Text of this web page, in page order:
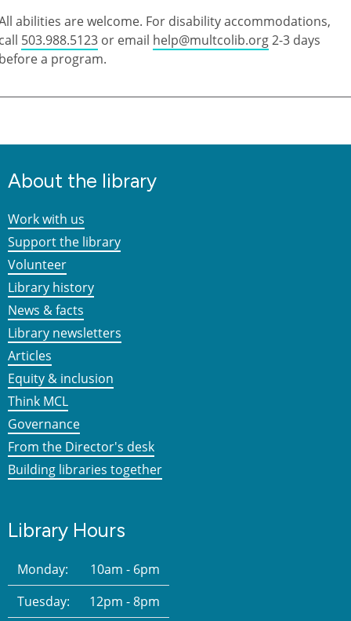
abilities are welcome. For disability accommodations,
503.988.5123 or email help@multcolib.org2-3 days
a program.
About the library
Work with us
Support the library
Volunteer
Library history
News & facts
Library newsletters
Articles
Equity & inclusion
Think MCL
Governance
From the Director's desk
Building libraries together
Library Hours
Monday:
10am - 6pm
Tuesday:
12pm - 8pm